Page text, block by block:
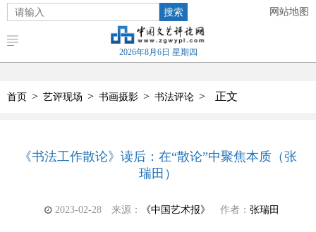
搜索 网站地图
2026年8月6日 星期四
首页 > 艺评现场 > 书画摄影 > 书法评论 > 正文
《书法工作散论》读后：在“散论”中聚焦本质（张
瑞田）
2023-02-28 来源： 《中国艺术报》 作者： 张瑞田